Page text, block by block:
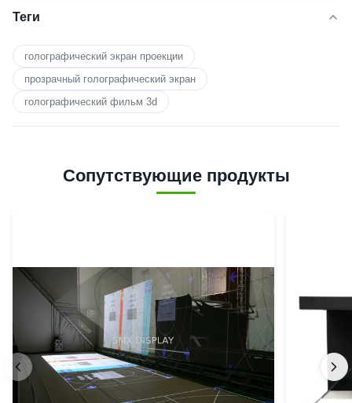
Теги
голографический экран проекции
прозрачный голографический экран
голографический фильм 3d
Сопутствующие продукты